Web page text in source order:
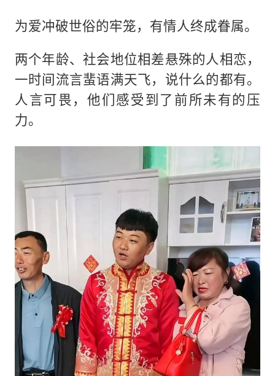
为爱冲破世俗的牢笼，有情人终成眷属。
两个年龄、社会地位相差悬殊的人相恋，
一时间流言蜚语满天飞，说什么的都有。
人言可畏，他们感受到了前所未有的压
力。